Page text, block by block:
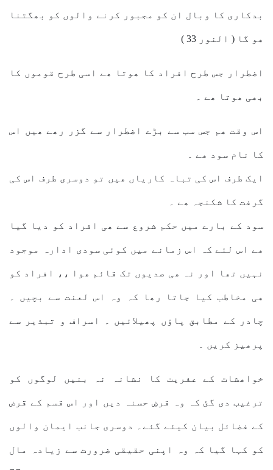
بدکاری کا وبال ان کو مجبور کرنے والوں کو بھگتنا
ھو گا ( النور 33 )
اضطرار جس طرح افراد کا ھوتا ھے اسی طرح قوموں کا
بھی ھوتا ھے ۔
اس وقت ھم جس سب سے بڑے اضطرار سے گزر رھے ھیں اس
کا نام سود ھے ۔
ایک طرف اس کی تباہ کاریاں ھیں تو دوسری طرف اس کی
گرفت کا شکنجہ ھے ۔
سود کے بارے میں حکم شروع سے ھی افراد کو دیا گیا
ھے اس لئے کہ اس زمانے میں کوئی سودی ادارہ موجود
نہیں تھا اور نہ ھی صدیوں تک قائم ھوا ،، افراد کو
ھی مخاطب کیا جاتا رھا کہ وہ اس لعنت سے بچیں ۔
چادر کے مطابق پاؤں پھیلائیں ۔ اسراف و تبذیر سے
پرھیز کریں ۔
خواھشات کے عفریت کا نشانہ نہ بنیں لوگوں کو
ترغیب دی گئ کہ وہ قرضِ حسنہ دیں اور اس قسم کے قرض
کے فضائل بیان کیئے گئے۔ دوسری جانب ایمان والوں
کو کہا گیا کہ وہ اپنی حقیقی ضرورت سے زیادہ مال